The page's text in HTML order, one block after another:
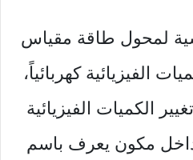
لمحول طاقة مقياس
الفيزيائية كهربائياً،
الكميات الفيزيائية
مكون يعرف باسم